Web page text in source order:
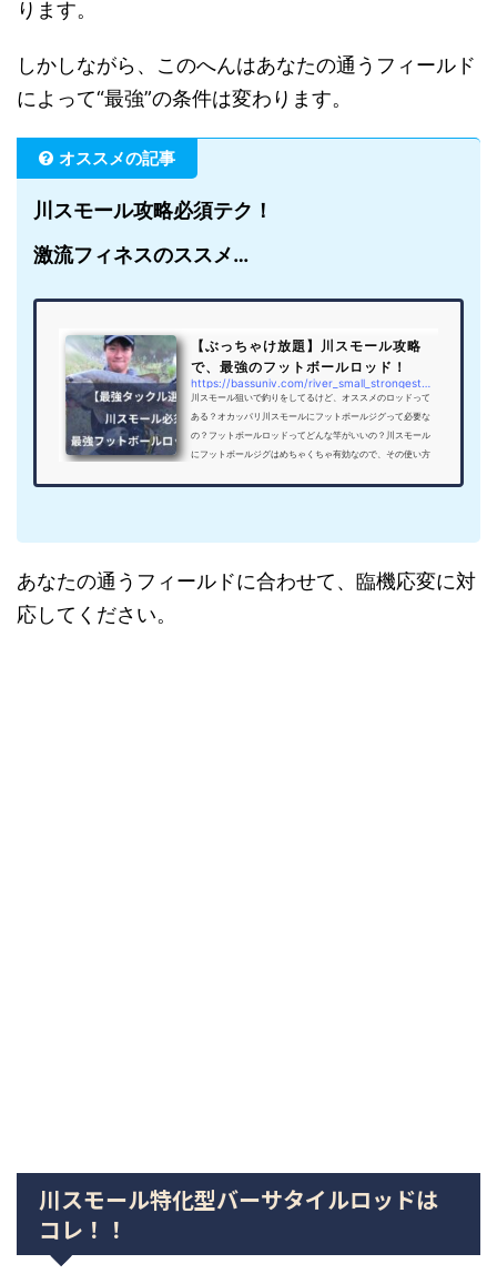
ります。
しかしながら、このへんはあなたの通うフィールド
によって“最強”の条件は変わります。
オススメの記事
川スモール攻略必須テク！
激流フィネスのススメ…
【ぶっちゃけ放題】川スモール攻略
で、最強のフットボールロッド！
https://bassuniv.com/river_small_strongest_of_footballjig
川スモール狙いで釣りをしてるけど、オススメのロッドって
ある？オカッパリ川スモールにフットボールジグって必要な
の？フットボールロッドってどんな竿がいいの？川スモール
にフットボールジグはめちゃくちゃ有効なので、その使い方
あなたの通うフィールドに合わせて、臨機応変に対
応してください。
川スモール特化型バーサタイルロッドは
コレ！！